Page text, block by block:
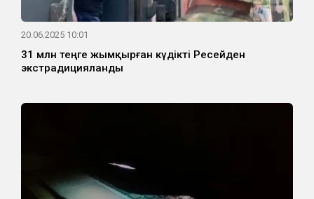
20.06.2025 10:01
31 млн теңге жымқырған күдікті Ресейден
экстрадицияланды